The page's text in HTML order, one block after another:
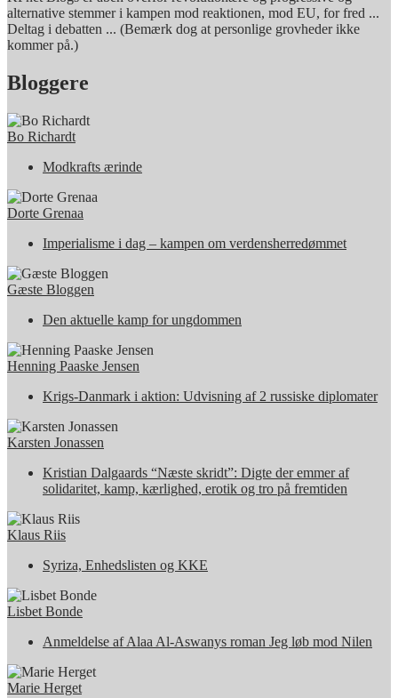
alternative stemmer i kampen mod reaktionen, mod EU, for fred ...
Deltag i debatten ... (Bemærk dog at personlige grovheder ikke
kommer på.)
Bloggere
Bo Richardt
Modkrafts ærinde
Dorte Grenaa
Imperialisme i dag – kampen om verdensherredømmet
Gæste Bloggen
Den aktuelle kamp for ungdommen
Henning Paaske Jensen
Krigs-Danmark i aktion: Udvisning af 2 russiske diplomater
Karsten Jonassen
Kristian Dalgaards “Næste skridt”: Digte der emmer af
solidaritet, kamp, kærlighed, erotik og tro på fremtiden
Klaus Riis
Syriza, Enhedslisten og KKE
Lisbet Bonde
Anmeldelse af Alaa Al-Aswanys roman Jeg løb mod Nilen
Marie Herget